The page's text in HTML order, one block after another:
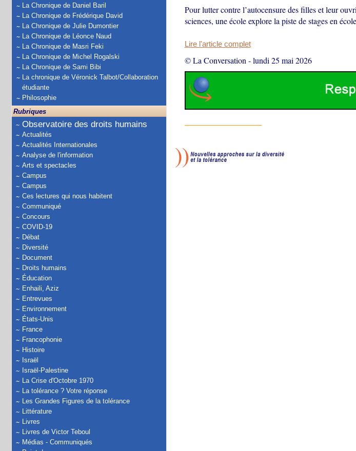
La Chronique de Daniel Baril
La Chronique de Frédérique David
La Chronique de Julie Dumontier
La Chronique de Léonce Naud
La Chronique de Masri Feki
La Chronique de Michel Rogalski
La Chronique de Sami Bibi
La chronique de Véronick Talbot/Collaboration
étudiante
Philosophie
Rubriques
Observatoire des droits humains
Actualités
Actualités Internationales
Analyse de l'information
Arts et spectacles
Campus
Campus
Ces lectures qui nous habitent
Communiqué
Concours
COVID-19
Débat
Diversité
Document
Droits humains
Éducation
Enhaili, Aziz
Entrevues
Environnement
États-Unis
France
Francophonie
Histoire
Israël
Israël-Palestine
La Crise d'Octobre 1970
La tolérance ? Votre réponse
Les Grandes Figures de la tolérance
Littérature
Livres
Livres de Victor Teboul
Médias - Communiqués
Pour lutter contre l’autocensure des filles et leur
sciences, une école explore la piste de stages en
Lire l'article complet
© La Conversation -lundi 25 mai 2026